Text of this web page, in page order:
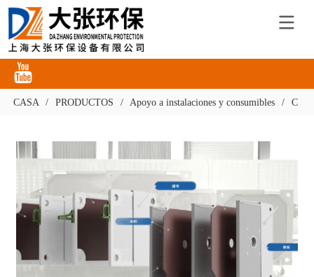
CASA / PRODUCTOS / Apoyo a instalaciones y consumibles /